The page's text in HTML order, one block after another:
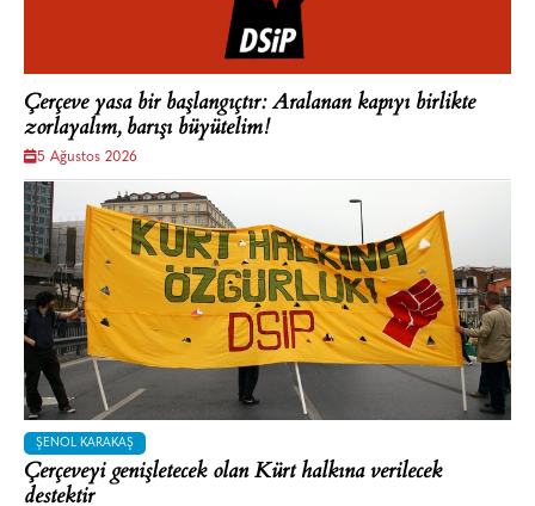
Çerçeve yasa bir başlangıçtır: Aralanan kapıyı birlikte
zorlayalım, barışı büyütelim!
5 Ağustos 2026
ŞENOL KARAKAŞ
Çerçeveyi genişletecek olan Kürt halkına verilecek
destektir